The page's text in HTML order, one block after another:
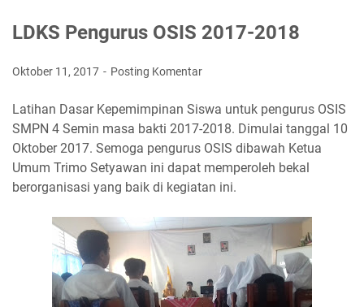
LDKS Pengurus OSIS 2017-2018
Oktober 11, 2017 Posting Komentar
Latihan Dasar Kepemimpinan Siswa untuk pengurus OSIS
SMPN 4 Semin masa bakti 2017-2018. Dimulai tanggal 10
Oktober 2017. Semoga pengurus OSIS dibawah Ketua
Umum Trimo Setyawan ini dapat memperoleh bekal
berorganisasi yang baik di kegiatan ini.